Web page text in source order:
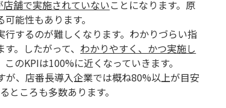
舗で実施されていないことになります。原
能性もあります。
するのが難しくなります。わかりづらい指
。したがって、 わかりやすく、かつ実施し
このKPIは100%に近くなっていきます。
、店番長導入企業では概ね80%以上が目安
ころも多数あります。